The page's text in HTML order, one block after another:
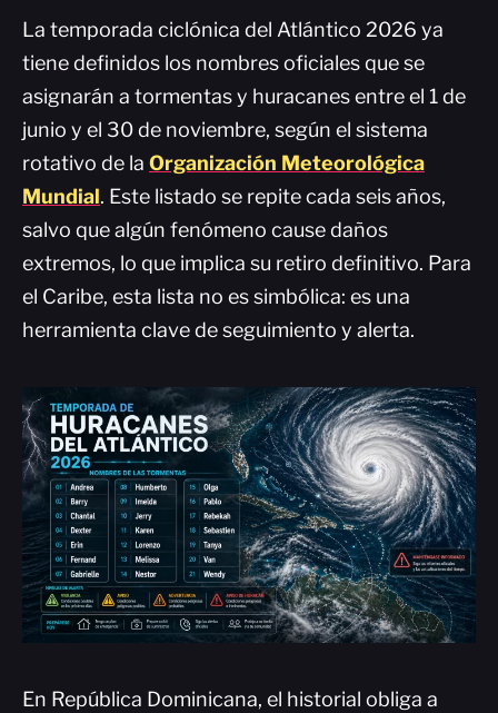
La temporada ciclónica del Atlántico 2026 ya
tiene definidos los nombres oficiales que se
asignarán a tormentas y huracanes entre el 1 de
junio y el 30 de noviembre, según el sistema
rotativo de la Organización Meteorológica
Mundial. Este listado se repite cada seis años,
salvo que algún fenómeno cause daños
extremos, lo que implica su retiro definitivo. Para
el Caribe, esta lista no es simbólica: es una
herramienta clave de seguimiento y alerta.
En República Dominicana, el historial obliga a